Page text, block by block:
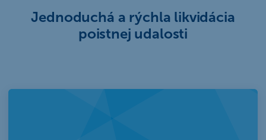
Jednoduchá a rýchla likvidácia
poistnej udalosti